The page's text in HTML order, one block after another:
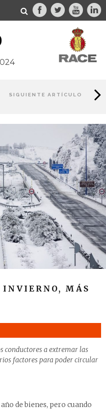
SIGUIENTE ARTÍCULO
INVIERNO, MÁS
conductores a extremar las
factores para poder circular
de bienes, pero cuando